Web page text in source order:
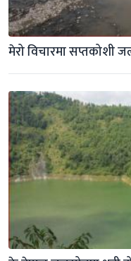
मेरो विचारमा सप्तकोशी